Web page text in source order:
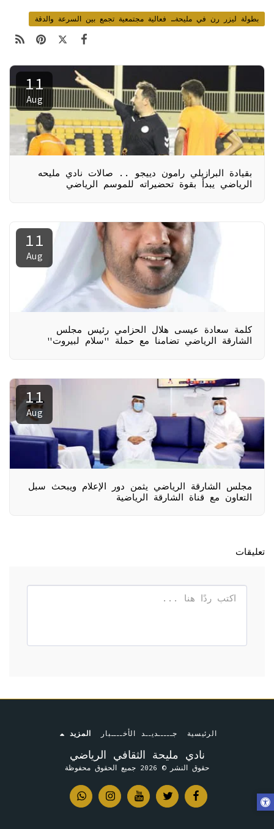
بطولة ليزر رن في مليحة… فعالية مجتمعية تجمع بين السرعة والدقة
11
Aug
بقيادة البرازيلي رامون دييجو .. صالات نادي مليحه
الرياضي يبدأ بقوة تحضيراته للموسم الرياضي
11
Aug
كلمة سعادة عيسى هلال الحزامي رئيس مجلس
الشارقة الرياضي تضامنا مع حملة "سلام لبيروت"
11
Aug
مجلس الشارقة الرياضي يثمن دور الإعلام ويبحث سبل
التعاون مع قناة الشارقة الرياضية
تعليقات
نادي مليحة الثقافي الرياضي
حقوق النشر © 2026 جميع الحقوق محفوظة
الرئيسية جـــــديــد الأخــــبار المزيد